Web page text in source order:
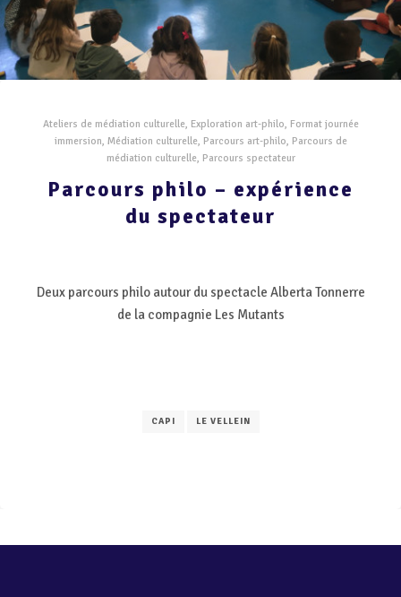
Ateliers de médiation culturelle Exploration art-philo Format journée
immersion Médiation culturelle Parcours art-philo Parcours de
médiation culturelle Parcours spectateur
Parcours philo – expérience
du spectateur
Deux parcours philo autour du spectacle Alberta Tonnerre
de la compagnie Les Mutants
CAPI LE VELLEIN